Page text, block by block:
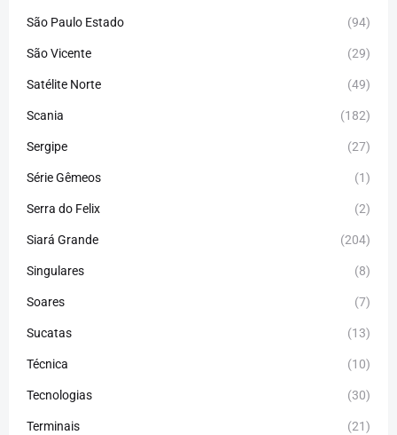
São Paulo Estado (94)
São Vicente (29)
Satélite Norte (49)
Scania (182)
Sergipe (27)
Série Gêmeos (1)
Serra do Felix (2)
Siará Grande (204)
Singulares (8)
Soares (7)
Sucatas (13)
Técnica (10)
Tecnologias (30)
Terminais (21)